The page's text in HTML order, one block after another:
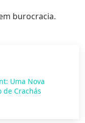
burocracia.
Uma Nova
de Crachás